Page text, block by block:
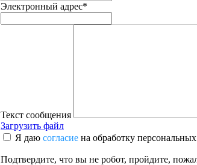
Электронный адрес*
Текст сообщения
Загрузить файл
Я даю согласие на обработку
Подтвердите, что вы не робот, пройдите,